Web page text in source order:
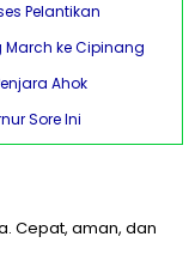
Pelantikan
March ke Cipinang
Ahok
Sore Ini
Cepat, aman, dan